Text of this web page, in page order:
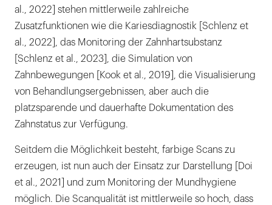
al., 2022] stehen mittlerweile zahlreiche
Zusatzfunktionen wie die Kariesdiagnostik [Schlenz et
al., 2022], das Monitoring der Zahnhartsubstanz
[Schlenz et al., 2023], die Simulation von
Zahnbewegungen [Kook et al., 2019], die Visualisierung
von Behandlungsergebnissen, aber auch die
platzsparende und dauerhafte Dokumentation des
Zahnstatus zur Verfügung.
Seitdem die Möglichkeit besteht, farbige Scans zu
erzeugen, ist nun auch der Einsatz zur Darstellung [Doi
et al., 2021] und zum Monitoring der Mundhygiene
möglich. Die Scanqualität ist mittlerweile so hoch, dass